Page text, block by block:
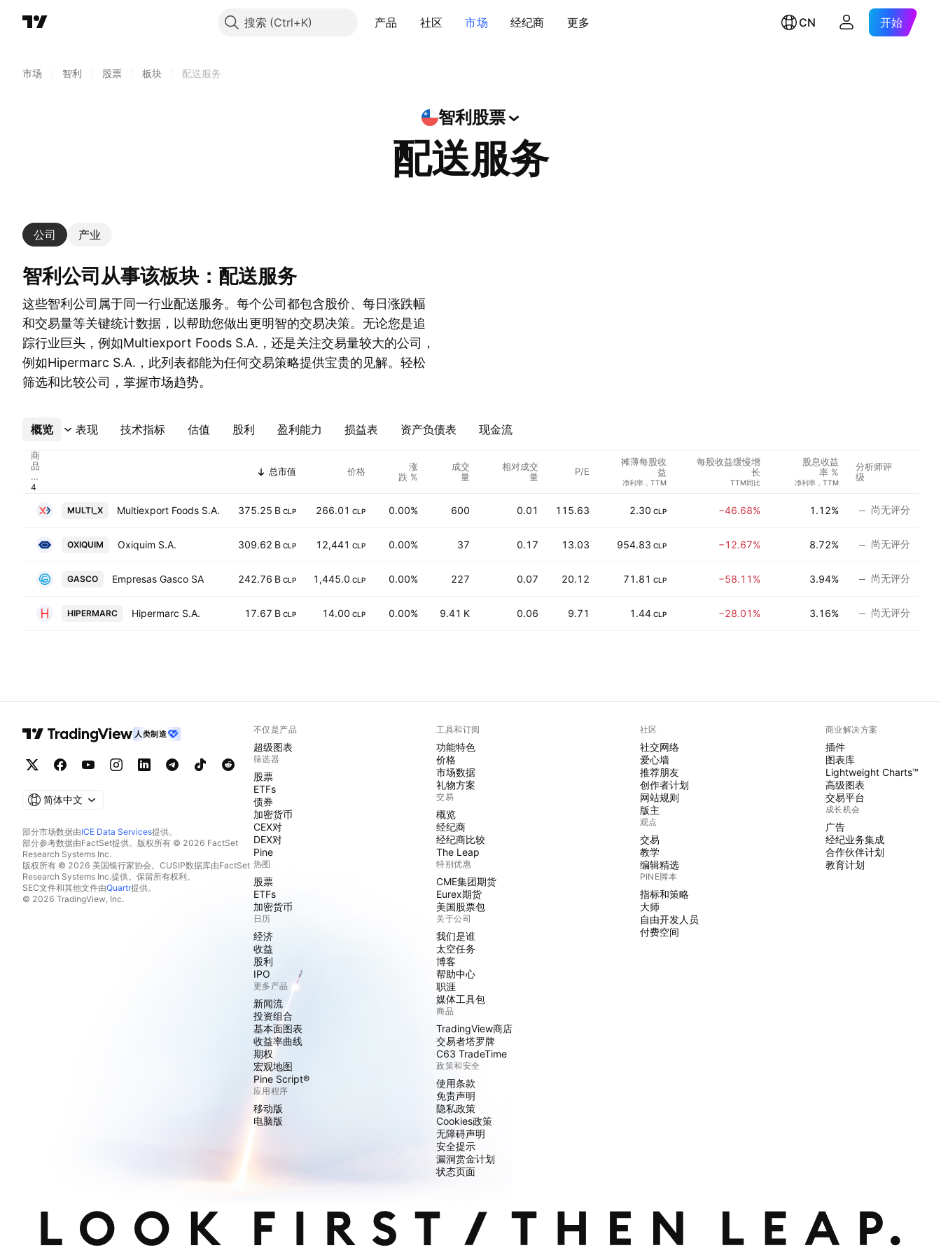
搜索 产品 社区 市场 经纪商 更多 CN 开始
市场 智利 股票 板块 配送服务
智利股票
配送服务
公司 产业
智利公司从事该板块：配送服务
这些智利公司属于同一行业配送服务。每个公司都包含股价、每日涨跌幅
和交易量等关键统计数据，以帮助您做出更明智的交易决策。无论您是追
踪行业巨头，例如Multiexport Foods S.A.，还是关注交易量较大的公司，
例如Hipermarc S.A.，此列表都能为任何交易策略提供宝贵的见解。轻松
筛选和比较公司，掌握市场趋势。
概览 表现 技术指标 估值 股利 盈利能力 损益表 资产负债表 现金流
更多
商
品
代
码
总市值 价格
涨
跌 %
成交
量
相对成交
量
P/E
摊薄每股收
益
净利率，TTM
每股收益缓慢增
长
TTM同比
股息收益
率 %
净利率，TTM
分析师评
级
MULTI_X Multiexport Foods S.A. 375.25 B CLP 266.01 CLP 0.00% 600 0.01 115.63 2.30 CLP −46.68% 1.12% 尚无评分
OXIQUIM Oxiquim S.A. 309.62 B CLP 12,441 CLP 0.00% 37 0.17 13.03 954.83 CLP −12.67% 8.72% 尚无评分
GASCO Empresas Gasco SA 242.76 B CLP 1,445.0 CLP 0.00% 227 0.07 20.12 71.81 CLP −58.11% 3.94% 尚无评分
HIPERMARC Hipermarc S.A. 17.67 B CLP 14.00 CLP 0.00% 9.41 K 0.06 9.71 1.44 CLP −28.01% 3.16% 尚无评分
人类制造
简体中文
部分市场数据由ICE Data Services提供。
部分参考数据由FactSet提供。版权所有 © 2026 FactSet
Research Systems Inc.
版权所有 © 2026 美国银行家协会。CUSIP数据库由FactSet
Research Systems Inc.提供。保留所有权利。
SEC文件和其他文件由Quartr提供。
© 2026 TradingView, Inc.
不仅是产品
超级图表
筛选器
股票
ETFs
债券
加密货币
CEX对
DEX对
Pine
热图
股票
ETFs
加密货币
日历
经济
收益
股利
IPO
更多产品
新闻流
投资组合
基本面图表
收益率曲线
期权
宏观地图
Pine Script®
应用程序
移动版
电脑版
工具和订阅
功能特色
价格
市场数据
礼物方案
交易
概览
经纪商
经纪商比较
The Leap
特别优惠
CME集团期货
Eurex期货
美国股票包
关于公司
我们是谁
太空任务
博客
帮助中心
职涯
媒体工具包
商品
TradingView商店
交易者塔罗牌
C63 TradeTime
政策和安全
使用条款
免责声明
隐私政策
Cookies政策
无障碍声明
安全提示
漏洞赏金计划
状态页面
社区
社交网络
爱心墙
推荐朋友
创作者计划
网站规则
版主
观点
交易
教学
编辑精选
PINE脚本
指标和策略
大师
自由开发人员
付费空间
商业解决方案
插件
图表库
Lightweight Charts™
高级图表
交易平台
成长机会
广告
经纪业务集成
合作伙伴计划
教育计划